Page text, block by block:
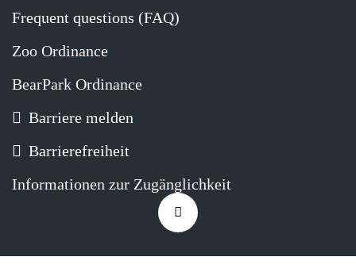
Frequent questions (FAQ)
Zoo Ordinance
BearPark Ordinance
Barriere melden
Barrierefreiheit
Informationen zur Zugänglichkeit
Zurück